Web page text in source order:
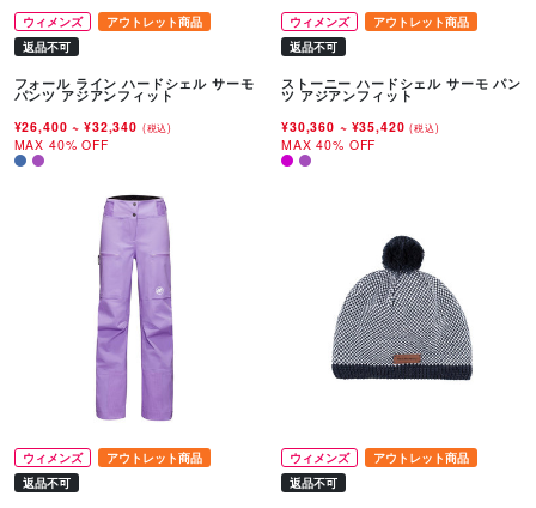
ウィメンズ
アウトレット商品
返品不可
フォール ライン ハードシェル サーモ
パンツ アジアンフィット
¥26,400~ ¥32,340 (税込)
MAX 40% OFF
ウィメンズ
アウトレット商品
返品不可
ストーニー ハードシェル サーモ パン
ツ アジアンフィット
¥30,360 ~ ¥35,420(税込)
MAX 40% OFF
ウィメンズ
アウトレット商品
返品不可
ウィメンズ
アウトレット商品
返品不可